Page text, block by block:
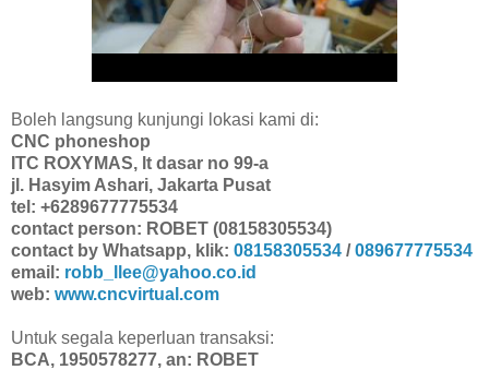
Boleh langsung kunjungi lokasi kami di:
CNC phoneshop
ITC ROXYMAS, lt dasar no 99-a
jl. Hasyim Ashari, Jakarta Pusat
tel: +6289677775534
contact person: ROBET (08158305534)
contact by Whatsapp, klik: 08158305534 /089677775534
email: robb_llee@yahoo.co.id
web: www.cncvirtual.com
Untuk segala keperluan transaksi:
BCA, 1950578277, an: ROBET